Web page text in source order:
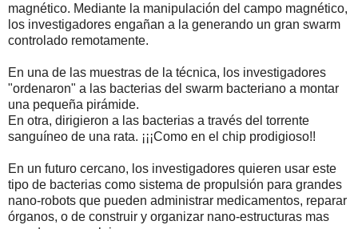
magnético. Mediante la manipulación del campo magnético,
los investigadores engañan a la generando un gran swarm
controlado remotamente.
En una de las muestras de la técnica, los investigadores
"ordenaron" a las bacterias del swarm bacteriano a montar
una pequeña pirámide.
En otra, dirigieron a las bacterias a través del torrente
sanguíneo de una rata. ¡¡¡Como en el chip prodigioso!!
En un futuro cercano, los investigadores quieren usar este
tipo de bacterias como sistema de propulsión para grandes
nano-robots que pueden administrar medicamentos, reparar
órganos, o de construir y organizar nano-estructuras mas